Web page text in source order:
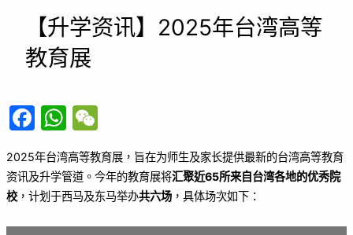
【升学资讯】2025年台湾高等
教育展
F
a
c
e
b
W
h
at
s
A
e
C
h
at
2025年台湾高等教育展，旨在为师生及家长提供最新的台湾高等教育
资讯及升学管道。今年的教育展将汇聚近65所来自台湾各地的优秀院
校，计划于西马及东马举办共六场 ，具体场次如下：